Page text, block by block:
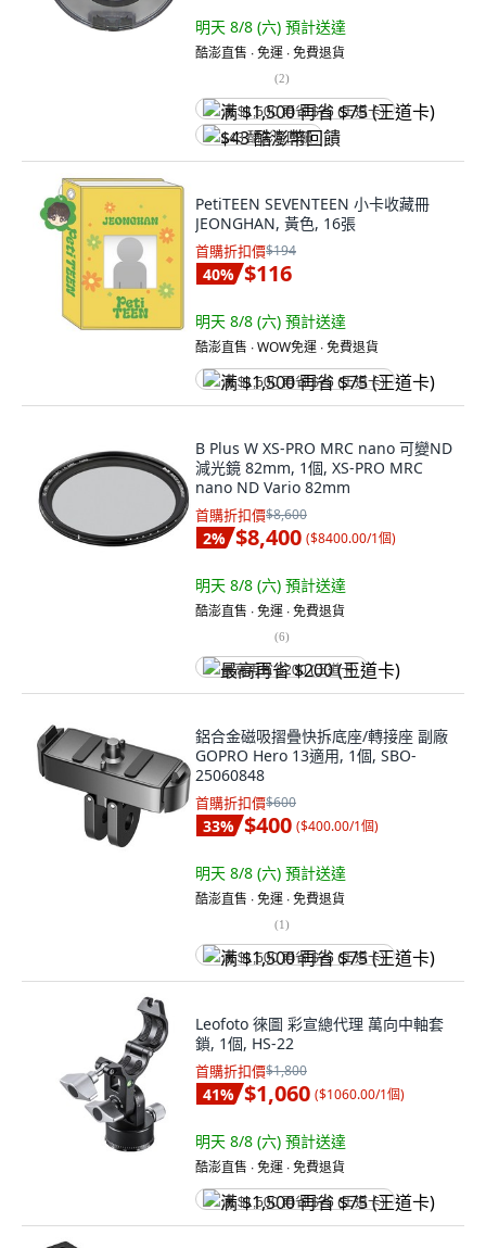
明天 8/8 (六) 預計送達
酷澎直售 ∙ 免運 ∙ 免費退貨
(2)
满 $1,500 再省 $75 (王道卡)
$43 酷澎幣回饋
PetiTEEN SEVENTEEN 小卡收藏冊
JEONGHAN, 黃色, 16張
首購折扣價$194
40% $116
明天 8/8 (六) 預計送達
酷澎直售 ∙ WOW免運 ∙ 免費退貨
满 $1,500 再省 $75 (王道卡)
B Plus W XS-PRO MRC nano 可變ND
減光鏡 82mm, 1個, XS-PRO MRC
nano ND Vario 82mm
首購折扣價$8,600
2% $8,400 ($8400.00/1個)
明天 8/8 (六) 預計送達
酷澎直售 ∙ 免運 ∙ 免費退貨
(6)
最高再省 $200 (王道卡)
鋁合金磁吸摺疊快拆底座/轉接座 副廠
GOPRO Hero 13適用, 1個, SBO-
25060848
首購折扣價$600
33% $400 ($400.00/1個)
明天 8/8 (六) 預計送達
酷澎直售 ∙ 免運 ∙ 免費退貨
(1)
满 $1,500 再省 $75 (王道卡)
Leofoto 徠圖 彩宣總代理 萬向中軸套
鎖, 1個, HS-22
首購折扣價$1,800
41% $1,060 ($1060.00/1個)
明天 8/8 (六) 預計送達
酷澎直售 ∙ 免運 ∙ 免費退貨
满 $1,500 再省 $75 (王道卡)